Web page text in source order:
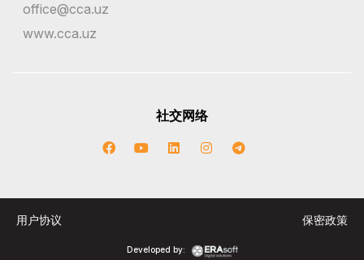
office@cca.uz
www.cca.uz
社交网络
Developed by:
用户协议 保密政策